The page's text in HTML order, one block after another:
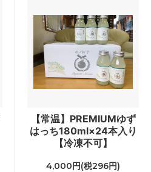
【常温】PREMIUMゆず
はっち180ml×24本入り
【冷凍不可】
4,000円(税296円)